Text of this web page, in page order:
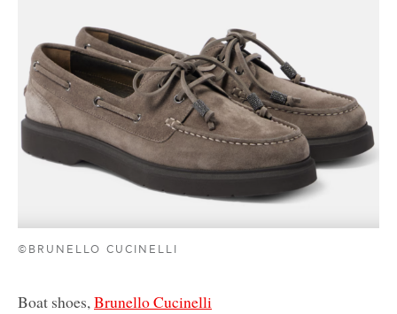
©BRUNELLO CUCINELLI
Boat shoes,Brunello Cucinelli